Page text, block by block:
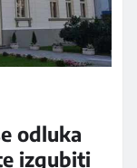
odluka
izgubiti